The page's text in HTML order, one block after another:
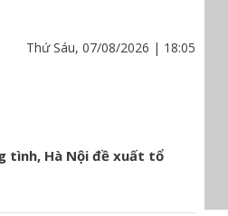
Thứ Sáu, 07/08/2026 | 18:05
tình, Hà Nội đề xuất tổ